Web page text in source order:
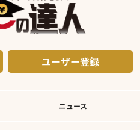
ユーザー登録
ニュース